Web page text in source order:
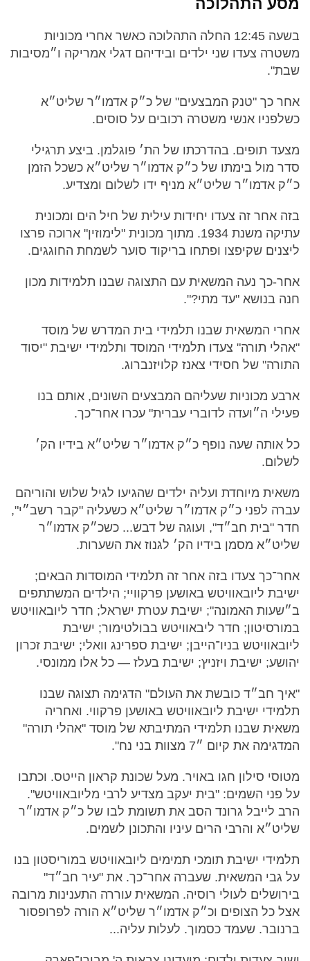
בשעה 12:45 החלה התהלוכה כאשר אחרי מכוניות
משטרה צעדו שני ילדים ובידיהם דגלי אמריקה ו״מסיבות
שבת".
אחר כך "טנק המבצעים" של כ״ק אדמו״ר שליט״א
כשלפניו אנשי משטרה רכובים על סוסים.
מצעד תופים. בהדרכתו של הת׳ פוגלמן. ביצע תרגילי
סדר מול בימתו של כ״ק אדמו״ר שליט״א כשכל הזמן
כ״ק אדמו״ר שליט״א מניף ידו לשלום ומצדיע.
בזה אחר זה צעדו יחידות עילית של חיל הים ומכונית
עתיקה משנת 1934. מתוך מכונית "לימוזין" ארוכה פרצו
ליצנים שקיפצו ופתחו בריקוד סוער לשמחת החוגגים.
אחר-כך נעה המשאית עם התצוגה שבנו תלמידות מכון
חנה בנושא "עד מתי?".
אחרי המשאית שבנו תלמידי בית המדרש של מוסד
"אהלי תורה" צעדו תלמידי המוסד ותלמידי ישיבת "יסוד
התורה" של חסידי צאנז קלויזנברוג.
ארבע מכוניות שעליהם המבצעים השונים, אותם בנו
פעילי ה״ועדה לדוברי עברית" עכרו אחר־כך.
כל אותה שעה נופף כ״ק אדמו״ר שליט״א בידיו הק׳
לשלום.
משאית מיוחדת ועליה ילדים שהגיעו לגיל שלוש והוריהם
עברה לפני כ״ק אדמו״ר שליט״א כשעליה "קבר רשב״י",
חדר "בית חב״ד", ועוגה של דבש... כשכ״ק אדמו״ר
שליט״א מסמן בידיו הק׳ לגנוז את השערות.
אחר־כך צעדו בזה אחר זה תלמידי המוסדות הבאים;
ישיבת ליובאוויטש באושען פרקוויי; הילדים המשתתפים
ב״שעות האמונה"; ישיבת עטרת ישראל; חדר ליובאוויטש
במורסיטון; חדר ליבאוויטש בבולטימור; ישיבת
ליובאוויטש בניו־הייבן; ישיבת ספרינג וואלי; ישיבת זכרון
יהושע; ישיבת ויזניץ; ישיבת בעלז — כל אלו ממונסי.
"איך חב״ד כובשת את העולם" הדגימה תצוגה שבנו
תלמידי ישיבת ליובאוויטש באושען פרקווי. ואחריה
משאית שבנו תלמידי המתיבתא של מוסד "אהלי תורה"
המדגימה את קיום ״7 מצוות בני נח".
מטוסי סילון חגו באויר. מעל שכונת קראון הייטס. וכתבו
על פני השמים: "בית יעקב מצדיע לרבי מליובאוויטש".
הרב לייבל גרונד הסב את תשומת לבו של כ״ק אדמו״ר
שליט״א והרבי הרים עיניו והתכונן לשמים.
תלמידי ישיבת תומכי תמימים ליובאוויטש במוריסטון בנו
על גבי המשאית. שעברה אחר־כך. את "עיר חב״ד"
בירושלים לעולי רוסיה. המשאית עוררה התענינות מרובה
אצל כל הצופים וכ״ק אדמו״ר שליט״א הורה לפרופסור
ברנובר. שעמד כסמוך. לעלות עליה...